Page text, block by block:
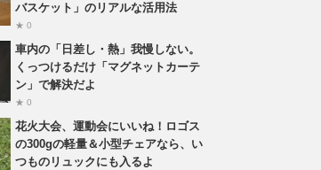
バスケット」のリアルな活用法
★ 0
車内の「日差し・熱」我慢しない。
くっつけるだけ「マグネットカーテ
ン」で解決だよ
★ 0
花火大会、運動会にいいね！ロゴス
の300gの軽量＆小型チェアなら、い
つものリュックにも入るよ